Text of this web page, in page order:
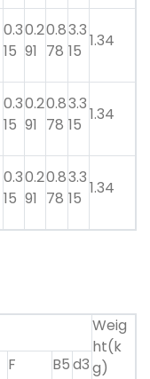
0.3
15
0.2
91
0.8
78
3.3
15
1.34
0.3
15
0.2
91
0.8
78
3.3
15
1.34
0.3
15
0.2
91
0.8
78
3.3
15
1.34
Weig
ht(k
g)
F B5d3